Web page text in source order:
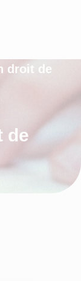
droit de
de